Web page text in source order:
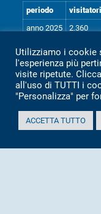
periodo
visitatori
anno 2025
2.360
anno 2024
2.097
anno 2023
1.803
anno 2022
2.373
anno 2021
1.501
anno 2020
1.307
Mappa
Utilizziamo i cookie
l'esperienza più
visite ripetute.
all'uso di TUTTI i
"Personalizza" per
ACCETTA TUTTO